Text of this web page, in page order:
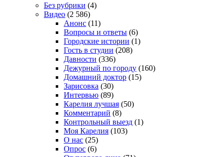
Без рубрики (4)
Видео (2 586)
Анонс (11)
Вопросы и ответы (6)
Городские истории (1)
Гость в студии (208)
Давности (336)
Дежурный по городу (160)
Домашний доктор (15)
Зарисовка (30)
Интервью (89)
Карелия лучшая (50)
Комментарий (8)
Контрольный выезд (1)
Моя Карелия (103)
О нас (25)
Опрос (6)